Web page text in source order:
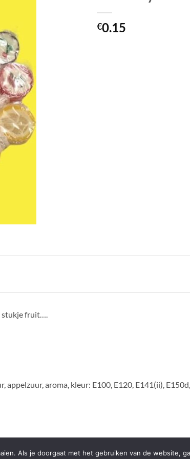
€0.15
stukje fruit….
aroma, kleur: E100, E120, E141(ii),
Als je doorgaat met het gebruiken van de website,